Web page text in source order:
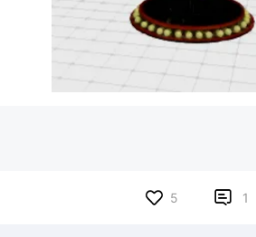
5  1